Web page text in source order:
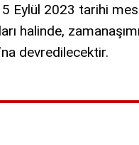
Eylül 2023 tarihi
halinde,
devredilecektir.